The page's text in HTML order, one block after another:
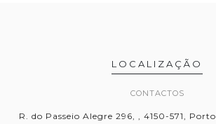
LOCALIZAÇÃO
CONTACTOS
R. do Passeio Alegre 296, , 4150-571,